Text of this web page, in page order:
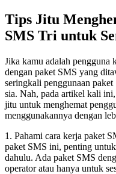
Tips Jitu
SMS Tri untuk
Jika kamu adalah pengguna
dengan paket SMS yang
seringkali penggunaan
sia. Nah, pada artikel kali
jitu untuk menghemat
menggunakannya dengan
1. Pahami cara kerja paket
paket SMS ini, penting
dahulu. Ada paket SMS
operator atau hanya untuk